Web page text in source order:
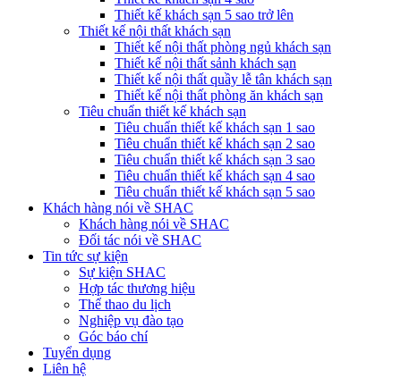
Thiết kế khách sạn 5 sao trở lên
Thiết kế nội thất khách sạn
Thiết kế nội thất phòng ngủ khách sạn
Thiết kế nội thất sảnh khách sạn
Thiết kế nội thất quầy lễ tân khách sạn
Thiết kế nội thất phòng ăn khách sạn
Tiêu chuẩn thiết kế khách sạn
Tiêu chuẩn thiết kế khách sạn 1 sao
Tiêu chuẩn thiết kế khách sạn 2 sao
Tiêu chuẩn thiết kế khách sạn 3 sao
Tiêu chuẩn thiết kế khách sạn 4 sao
Tiêu chuẩn thiết kế khách sạn 5 sao
Khách hàng nói về SHAC
Khách hàng nói về SHAC
Đối tác nói về SHAC
Tin tức sự kiện
Sự kiện SHAC
Hợp tác thương hiệu
Thể thao du lịch
Nghiệp vụ đào tạo
Góc báo chí
Tuyển dụng
Liên hệ